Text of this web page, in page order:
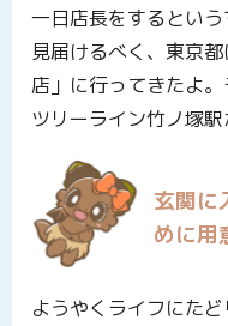
一日店長をするとい
見届けるべく、東京
店」に行ってきたよ
ツリーライン竹ノ塚駅
玄関に
めに用
ようやくライフにた